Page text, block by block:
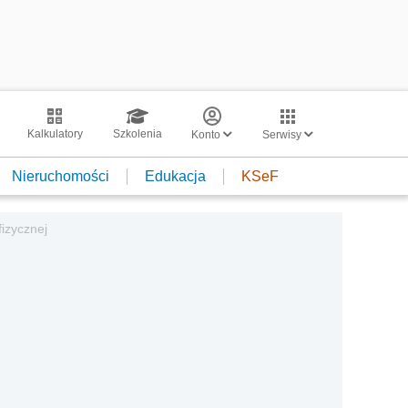
Kalkulatory Szkolenia Konto Serwisy
Nieruchomości Edukacja KSeF